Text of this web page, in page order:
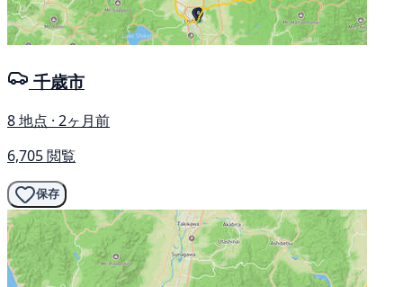
千歳市
8 地点 · 2ヶ月前
6,705 閲覧
保存